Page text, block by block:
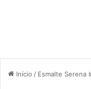
Início / Esmalte Serena